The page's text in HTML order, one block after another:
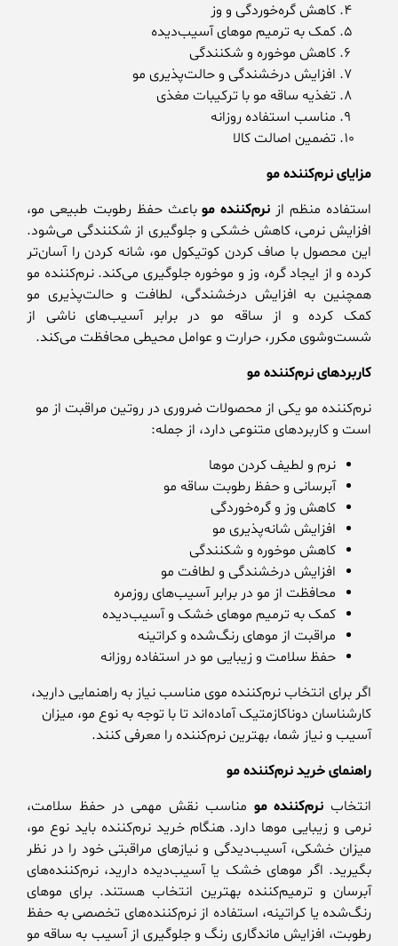
کاهش گره‌خوردگی و وز
کمک به ترمیم موهای آسیب‌دیده
کاهش موخوره و شکنندگی
افزایش درخشندگی و حالت‌پذیری مو
تغذیه ساقه مو با ترکیبات مغذی
مناسب استفاده روزانه
تضمین اصالت کالا
مزایای نرم‌کننده مو
استفاده منظم از نرم‌کننده موباعث حفظ رطوبت طبیعی مو،
افزایش نرمی، کاهش خشکی و جلوگیری از شکنندگی می‌شود.
این محصول با صاف کردن کوتیکول مو، شانه کردن را آسان‌تر
کرده و از ایجاد گره، وز و موخوره جلوگیری می‌کند. نرم‌کننده مو
همچنین به افزایش درخشندگی، لطافت و حالت‌پذیری مو
کمک کرده و از ساقه مو در برابر آسیب‌های ناشی از
شست‌وشوی مکرر، حرارت و عوامل محیطی محافظت می‌کند.
کاربردهای نرم‌کننده مو
نرم‌کننده مو یکی از محصولات ضروری در روتین مراقبت از مو
است و کاربردهای متنوعی دارد، از جمله:
نرم و لطیف کردن موها
آبرسانی و حفظ رطوبت ساقه مو
کاهش وز و گره‌خوردگی
افزایش شانه‌پذیری مو
کاهش موخوره و شکنندگی
افزایش درخشندگی و لطافت مو
محافظت از مو در برابر آسیب‌های روزمره
کمک به ترمیم موهای خشک و آسیب‌دیده
مراقبت از موهای رنگ‌شده و کراتینه
حفظ سلامت و زیبایی مو در استفاده روزانه
اگر برای انتخاب نرم‌کننده موی مناسب نیاز به راهنمایی دارید،
کارشناسان دوناکازمتیک آماده‌اند تا با توجه به نوع مو، میزان
آسیب و نیاز شما، بهترین نرم‌کننده را معرفی کنند.
راهنمای خرید نرم‌کننده مو
انتخاب نرم‌کننده مو مناسب نقش مهمی در حفظ سلامت،
نرمی و زیبایی موها دارد. هنگام خرید نرم‌کننده باید نوع مو،
میزان خشکی، آسیب‌دیدگی و نیازهای مراقبتی خود را در نظر
بگیرید. اگر موهای خشک یا آسیب‌دیده دارید، نرم‌کننده‌های
آبرسان و ترمیم‌کننده بهترین انتخاب هستند. برای موهای
رنگ‌شده یا کراتینه، استفاده از نرم‌کننده‌های تخصصی به حفظ
رطوبت، افزایش ماندگاری رنگ و جلوگیری از آسیب به ساقه مو